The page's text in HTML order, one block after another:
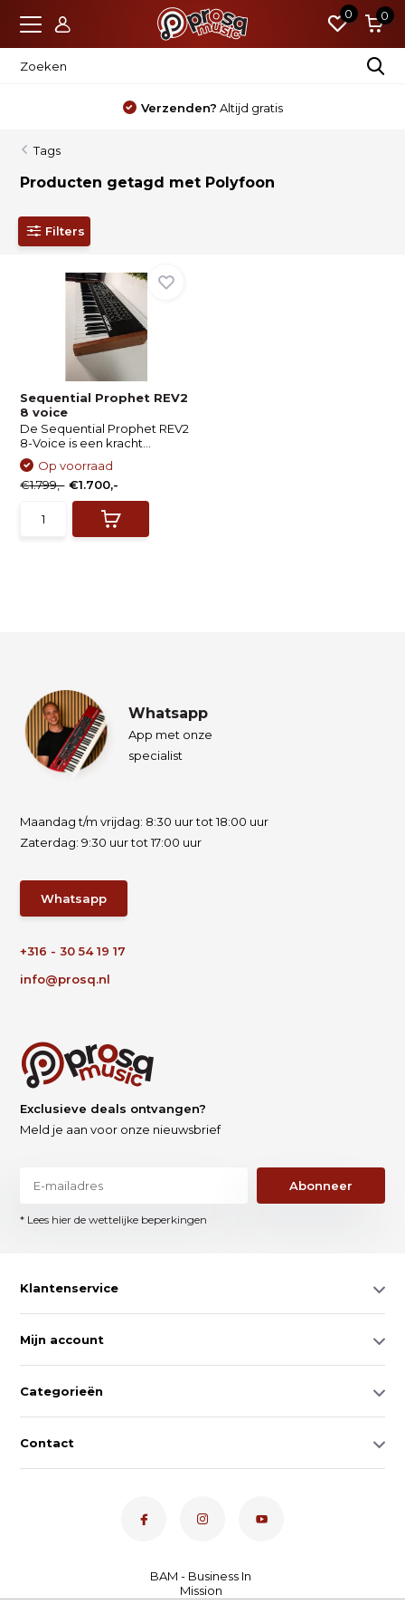
0 0
Verzenden? Altijd gratis
Tags
Producten getagd met Polyfoon
Filters
Sequential Prophet REV2
8 voice
De Sequential Prophet REV2
8-Voice is een kracht...
Op voorraad
€1.799,- €1.700,-
Whatsapp
App met onze
specialist
Maandag t/m vrijdag: 8:30 uur tot 18:00 uur
Zaterdag: 9:30 uur tot 17:00 uur
Whatsapp
+316 - 30 54 19 17
info@prosq.nl
Exclusieve deals ontvangen?
Meld je aan voor onze nieuwsbrief
Abonneer
* Lees hier de wettelijke beperkingen
Klantenservice
Mijn account
Categorieën
Contact